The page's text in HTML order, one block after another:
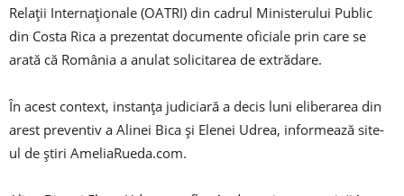
Relaţii Internaţionale (OATRI) din cadrul Ministerului Public
din Costa Rica a prezentat documente oficiale prin care se
arată că România a anulat solicitarea de extrădare.
În acest context, instanţa judiciară a decis luni eliberarea din
arest preventiv a Alinei Bica și Elenei Udrea, informează site-
ul de ştiri AmeliaRueda.com.